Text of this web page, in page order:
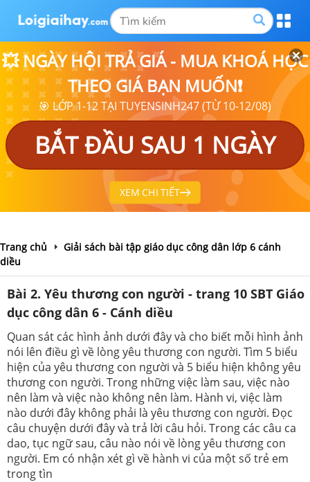
💥 NGÀY HỘI TRẢ GIÁ - MUA KHOÁ HỌC
THEO GIÁ BẠN MUỐN❗
🎯 LỚP 1-12 TẠI TUYENSINH247 (TỪ 10-12/08)
BẮT ĐẦU SAU 1 NGÀY
XEM CHI TIẾT
Trang chủ
Giải sách bài tập giáo dục công dân lớp 6 cánh
diều
Bài 2. Yêu thương con người - trang 10 SBT Giáo
dục công dân 6 - Cánh diều
Quan sát các hình ảnh dưới đây và cho biết mỗi hình ảnh
nói lên điều gì về lòng yêu thương con người. Tìm 5 biểu
hiện của yêu thương con người và 5 biểu hiện không yêu
thương con người. Trong những việc làm sau, việc nào
nên làm và việc nào không nên làm. Hành vi, việc làm
nào dưới đây không phải là yêu thương con người. Đọc
câu chuyện dưới đây và trả lời câu hỏi. Trong các câu ca
dao, tục ngữ sau, câu nào nói về lòng yêu thương con
người. Em có nhận xét gì về hành vi của một số trẻ em
trong tìn